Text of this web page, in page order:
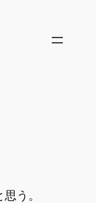
う。